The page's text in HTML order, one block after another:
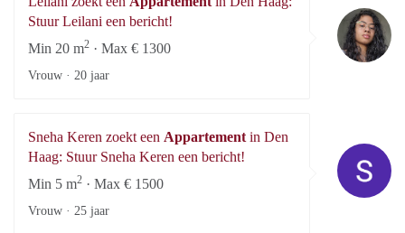
Stuur Leilani een bericht!
Min 20 m2 · Max € 1300
Vrouw · 20 jaar
Sneha Keren zoekt een Appartement in Den
Haag: Stuur Sneha Keren een bericht!
Min 5 m2 · Max € 1500
Vrouw · 25 jaar